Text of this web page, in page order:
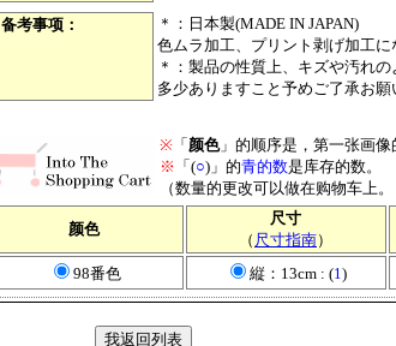
备考事项：
＊：日本製(MADE IN JAPAN)
色ムラ加工、プリント剥げ加工に
＊：製品の性質上、キズや汚れ
多少ありますこと予めご了承お願
※「 颜色」的顺序是，第一张画像
※ 「(○)」的青的数是库存的数。
（数量的更改可以做在购物车上。
颜色
尺寸
（ 尺寸指南）
98番色 縦：13cm : (1)